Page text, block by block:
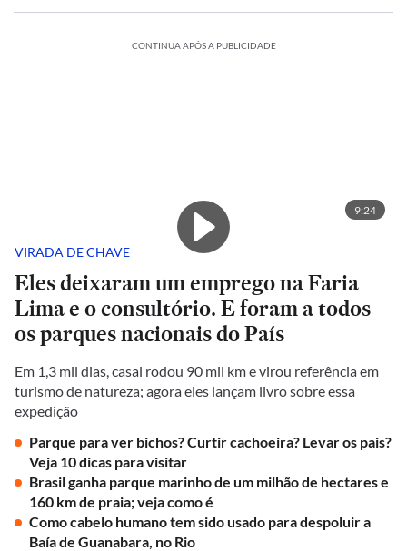
CONTINUA APÓS A PUBLICIDADE
9:24
VIRADA DE CHAVE
Eles deixaram um emprego na Faria
Lima e o consultório. E foram a todos
os parques nacionais do País
Em 1,3 mil dias, casal rodou 90 mil km e virou referência em
turismo de natureza; agora eles lançam livro sobre essa
expedição
Parque para ver bichos? Curtir cachoeira? Levar os pais?
Veja 10 dicas para visitar
Brasil ganha parque marinho de um milhão de hectares e
160 km de praia; veja como é
Como cabelo humano tem sido usado para despoluir a
Baía de Guanabara, no Rio